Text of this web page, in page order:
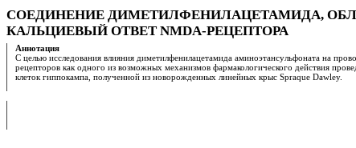
СОЕДИНЕНИЕ ДИМЕТИЛФЕНИЛАЦЕТАМИДА,
КАЛЬЦИЕВЫЙ ОТВЕТ NMDA-РЕЦЕПТОРА
Аннотация
С целью исследования влияния диметилфенилацетамида аминоэтансульфоната на
рецепторов как одного из возможных механизмов фармакологического действия
клеток гиппокампа, полученной из новорожденных линейных крыс Spraque Dawley.